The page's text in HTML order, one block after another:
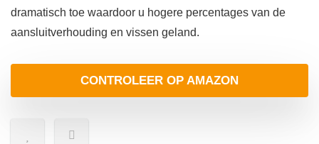
dramatisch toe waardoor u hogere percentages van de
aansluitverhouding en vissen geland.
CONTROLEER OP AMAZON